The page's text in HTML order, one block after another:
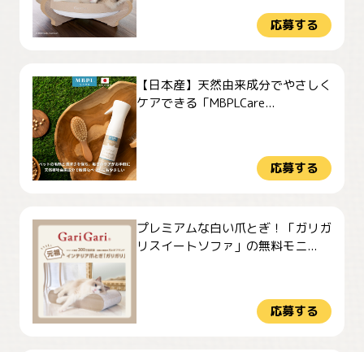
応募する
【日本産】天然由来成分でやさしく
ケアできる「MBPLCare...
応募する
プレミアムな白い爪とぎ！「ガリガ
リスイートソファ」の無料モニ...
応募する